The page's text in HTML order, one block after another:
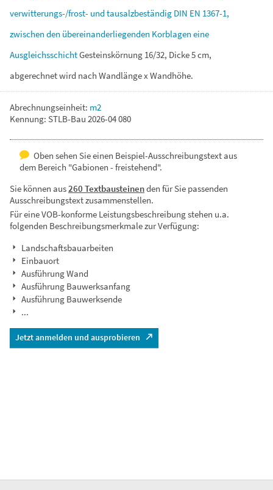
verwitterungs-/frost- undtausalzbeständig DIN EN 1367-1,
zwischen den übereinanderliegenden Korblagen eine
AusgleichsschichtGesteinskörnung 16/32, Dicke5cm,
abgerechnetwird nach WandlängexWandhöhe.
Abrechnungseinheit: m2
Kennung: STLB-Bau 2026-04 080
Oben sehen Sie einen Beispiel-Ausschreibungstext aus
dem Bereich "Gabionen - freistehend".
Sie können aus260 Textbausteinenden für Sie passenden
Ausschreibungstext zusammenstellen.
Für eine VOB-konforme Leistungsbeschreibung stehen u.a.
folgenden Beschreibungsmerkmale zur Verfügung:
Landschaftsbauarbeiten
Einbauort
Ausführung Wand
Ausführung Bauwerksanfang
Ausführung Bauwerksende
...
Jetzt anmelden und ausprobieren